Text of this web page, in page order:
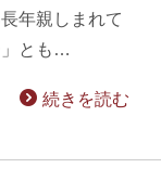
年親しまれて
」とも…
続きを読む